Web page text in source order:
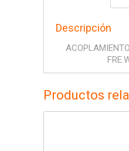
Descripción
Productos